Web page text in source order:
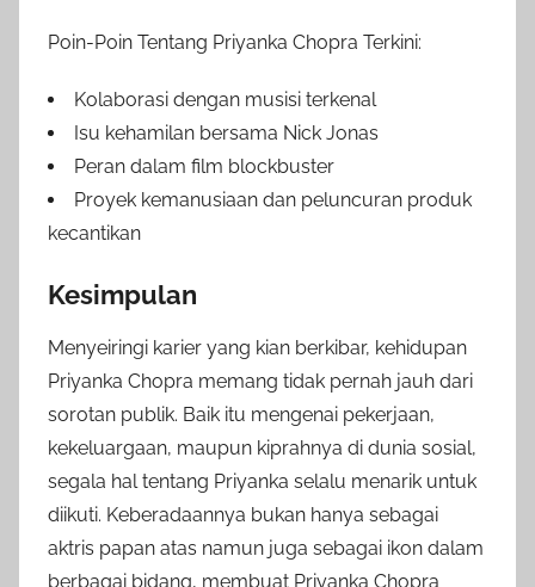
Poin-Poin Tentang Priyanka Chopra Terkini:
Kolaborasi dengan musisi terkenal
Isu kehamilan bersama Nick Jonas
Peran dalam film blockbuster
Proyek kemanusiaan dan peluncuran produk
kecantikan
Kesimpulan
Menyeiringi karier yang kian berkibar, kehidupan
Priyanka Chopra memang tidak pernah jauh dari
sorotan publik. Baik itu mengenai pekerjaan,
kekeluargaan, maupun kiprahnya di dunia sosial,
segala hal tentang Priyanka selalu menarik untuk
diikuti. Keberadaannya bukan hanya sebagai
aktris papan atas namun juga sebagai ikon dalam
berbagai bidang, membuat Priyanka Chopra